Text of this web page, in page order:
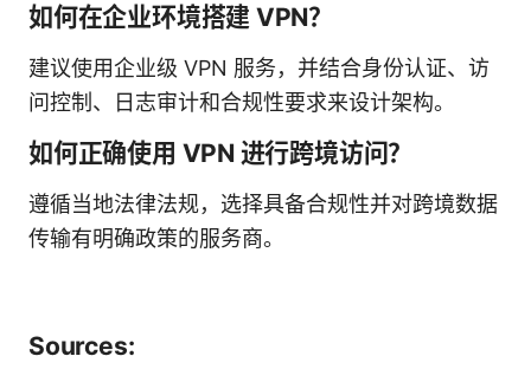
如何在企业环境搭建 VPN？
建议使用企业级 VPN 服务，并结合身份认证、访
问控制、日志审计和合规性要求来设计架构。
如何正确使用 VPN 进行跨境访问？
遵循当地法律法规，选择具备合规性并对跨境数据
传输有明确政策的服务商。
Sources: